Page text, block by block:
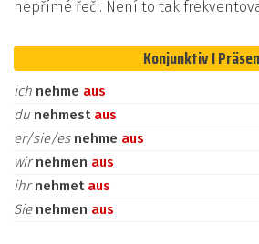
nepřímé řeči. Není to tak
Konjunktiv I
ich nehme aus
du nehmest aus
er/sie/es nehme aus
wirnehmen aus
ihrnehmet aus
Sie nehmen aus